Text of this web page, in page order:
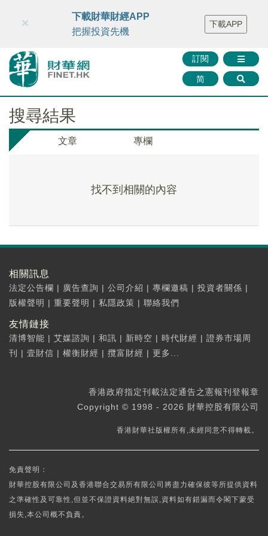
財華智庫網 FINTV FINMETA 財華證券 媒體矩陣
智庫沙龍
聯絡我們
訂閱
简
×
下載財華財經APP
把握投資先機
下載APP
搜尋結果
文章 專欄
找不到相關的內容
相關訊息
法定公告欄 | 廣告查詢 | 公司介紹 | 專欄邀稿 | 投資者關係 |
版權聲明 | 重要聲明 | 私隱政策 | 聯絡我們
友情鏈接
清博智能 | 艾媒諮詢 | 和訊 | 新時空 | 時代財經 | 證券市場周
刊
| 壹財信 | 權衡財經 | 攬富財經 | 更多...
香港政府指定刊載法定通告之憲報刊登報章
Copyright © 1998 - 2026 財華控股有限公司
香港財華社版權所有,未經同意不得轉載。
免責聲明：
財華控股有限公司及香港聯合交易所有限公司將盡力確保彼等所提供資料
之準確性及可靠性,但並不保證資料絕對無誤,資料如有錯漏而令閣下蒙受
損失,本公司概不負責。